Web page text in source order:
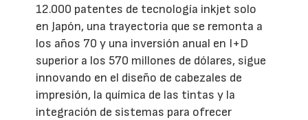
12.000 patentes de tecnología inkjet solo
en Japón, una trayectoria que se remonta a
los años 70 y una inversión anual en I+D
superior a los 570 millones de dólares, sigue
innovando en el diseño de cabezales de
impresión, la química de las tintas y la
integración de sistemas para ofrecer